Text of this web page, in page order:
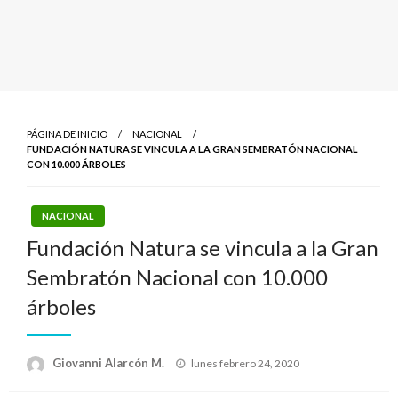
PÁGINA DE INICIO
NACIONAL
FUNDACIÓN NATURA SE VINCULA A LA GRAN SEMBRATÓN NACIONAL
CON 10.000 ÁRBOLES
NACIONAL
Fundación Natura se vincula a la Gran
Sembratón Nacional con 10.000
árboles
Giovanni Alarcón M.
Publicado
lunes febrero 24, 2020